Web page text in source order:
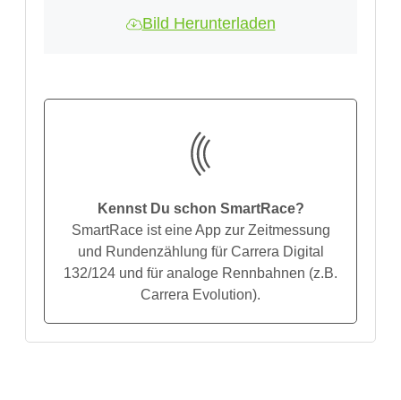
Bild Herunterladen
Kennst Du schon SmartRace?
SmartRace ist eine App zur Zeitmessung
und Rundenzählung für Carrera Digital
132/124 und für analoge Rennbahnen (z.B.
Carrera Evolution).